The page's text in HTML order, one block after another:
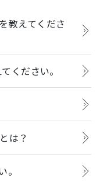
教えてくださ
ください。
は？
。